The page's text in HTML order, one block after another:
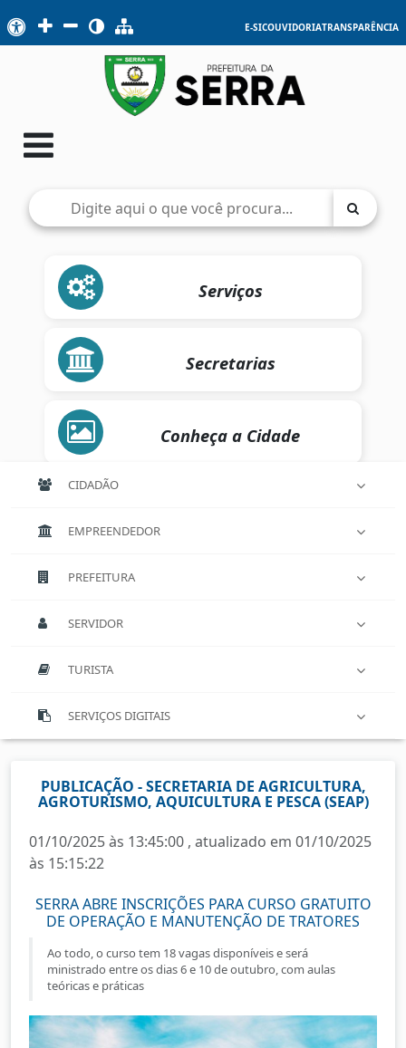
E-SICOUVIDORIATRANSPARÊNCIA
Serviços
Secretarias
Conheça a Cidade
CIDADÃO
EMPREENDEDOR
PREFEITURA
SERVIDOR
TURISTA
SERVIÇOS DIGITAIS
PUBLICAÇÃO - SECRETARIA DE AGRICULTURA,
AGROTURISMO, AQUICULTURA E PESCA (SEAP)
01/10/2025 às 13:45:00 , atualizado em 01/10/2025
às 15:15:22
SERRA ABRE INSCRIÇÕES PARA CURSO GRATUITO
DE OPERAÇÃO E MANUTENÇÃO DE TRATORES
Ao todo, o curso tem 18 vagas disponíveis e será
ministrado entre os dias 6 e 10 de outubro, com aulas
teóricas e práticas